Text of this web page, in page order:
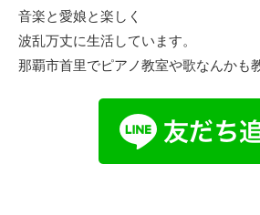
音楽と愛娘と楽しく
波乱万丈に生活しています。
那覇市首里でピアノ教室や歌なんかも